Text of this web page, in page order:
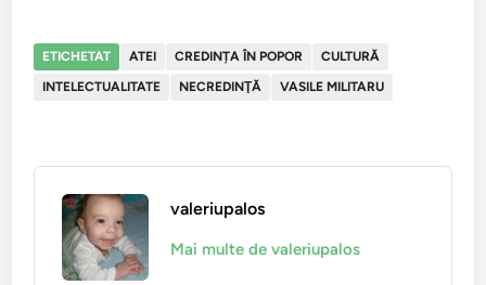
ETICHETAT ATEI CREDINȚA ÎN POPOR
CULTURĂ
INTELECTUALITATE
NECREDINŢĂ VASILE MILITARU
valeriupalos
Mai multe de valeriupalos